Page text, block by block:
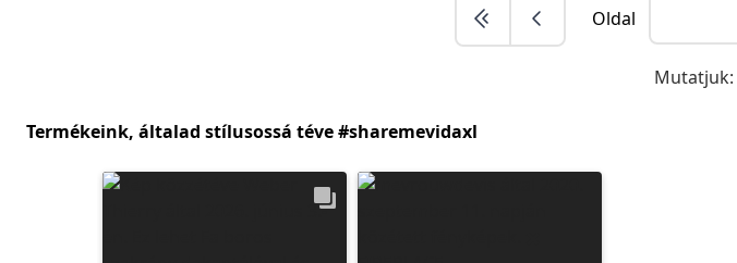
Oldal
Mutatjuk:
Termékeink, általad stílusossá téve #sharemevidaxl